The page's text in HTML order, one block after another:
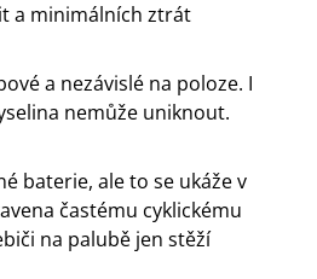
a minimálních ztrát
a nezávislé na poloze. I
nemůže uniknout.
baterie, ale to se ukáže v
častému cyklickému
na palubě jen stěží